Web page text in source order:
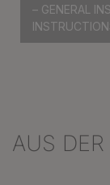
– GENERAL
Produktgalerie
AUS DER